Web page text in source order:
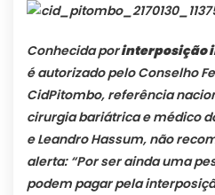
Conhecida porinterposição
é autorizado pelo Conselho
CidPitombo, referência
cirurgia bariátrica e médico
e Leandro Hassum, não
alerta: “Por ser ainda uma
podem pagar pela